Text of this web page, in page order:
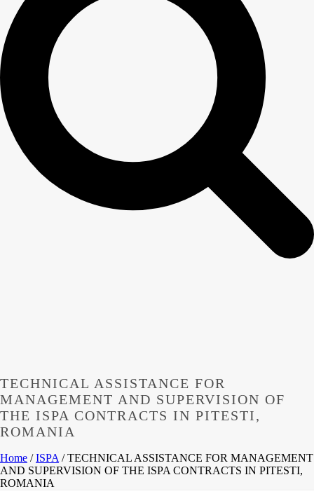
TECHNICAL ASSISTANCE FOR
MANAGEMENT AND SUPERVISION OF
THE ISPA CONTRACTS IN PITESTI,
ROMANIA
Home /ISPA / TECHNICAL ASSISTANCE FOR MANAGEMENT
AND SUPERVISION OF THE ISPA CONTRACTS IN PITESTI,
ROMANIA